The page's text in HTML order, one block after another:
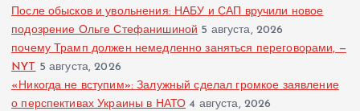
После обысков и увольнения: НАБУ и САП вручили новое
подозрение Ольге Стефанишиной 5 августа, 2026
почему Трамп должен немедленно заняться переговорами, —
NYT 5 августа, 2026
«Никогда не вступим»: Залужный сделал громкое заявление
о перспективах Украины в НАТО 4 августа, 2026